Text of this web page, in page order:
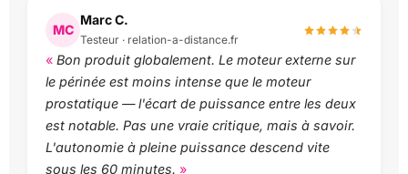
MC
Marc C.
Testeur · relation-a-distance.fr
Bon produit globalement. Le moteur externe sur
le périnée est moins intense que le moteur
prostatique — l'écart de puissance entre les deux
est notable. Pas une vraie critique, mais à savoir.
L'autonomie à pleine puissance descend vite
sous les 60 minutes.